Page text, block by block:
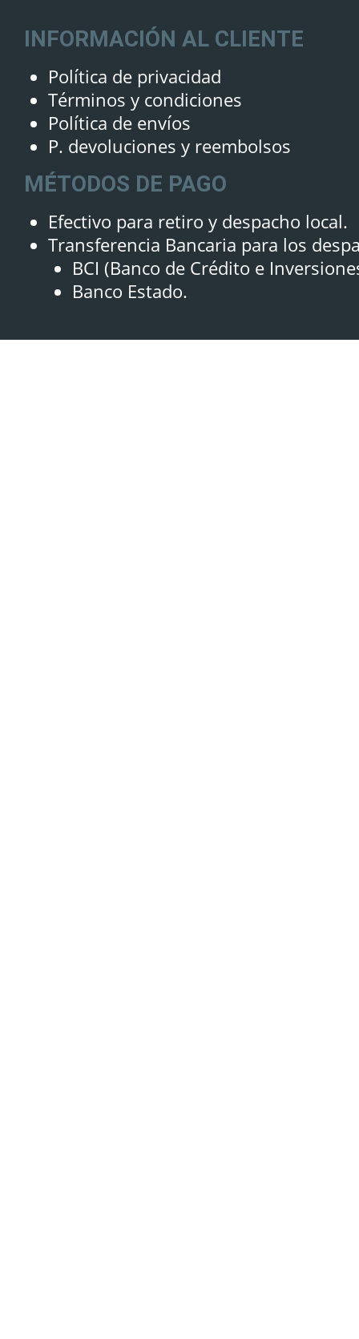
INFORMACIÓN AL CLIENTE
Política de privacidad
Términos y condiciones
Política de envíos
P. devoluciones y reembolsos
MÉTODOS DE PAGO
Efectivo para retiro y despacho local.
Transferencia Bancaria para los
BCI (Banco de Crédito e
Banco Estado.